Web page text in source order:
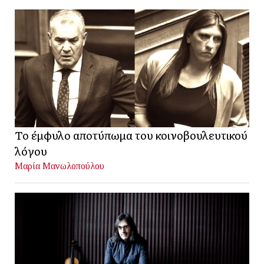
Το έμφυλο αποτύπωμα του κοινοβουλευτικού
λόγου
Μαρία Μανωλοπούλου